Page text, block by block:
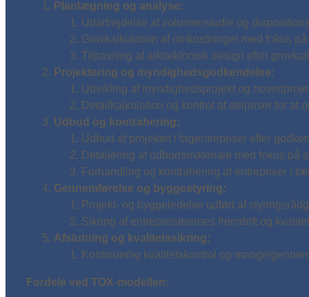
Planlægning og analyse:
Udarbejdelse af volumenstudie og
Grovkalkulation af omkostninger med fokus på
Tilpasning af arkitektonisk design efter
Projektering og myndighedsgodkendelse:
Udvikling af myndighedsprojekt og
Detailkalkulation og kontrol af delpriser for at
Udbud og kontrahering:
Udbud af projektet i fagentrepriser efter
Detaljering af udbudsmateriale med fokus på
Forhandling og kontrahering af entrepriser i
Gennemførelse og byggestyring:
Projekt- og byggeledelse udført af
Sikring af entreprenørernes fremdrift og
Afslutning og kvalitetssikring:
Kontinuerlig kvalitetskontrol og
Fordele ved TOX-modellen: